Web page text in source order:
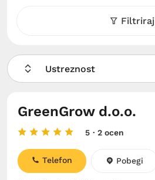
Filtriraj
Ustreznost
GreenGrow d.o.o.
5 · 2 ocen
Telefon Pobegi